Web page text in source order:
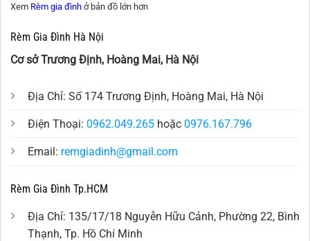
Xem Rèm gia đình ở bản đồ lớn hơn
Rèm Gia Đình Hà Nội
Cơ sở Trương Định, Hoàng Mai, Hà Nội
Địa Chỉ: Số 174 Trương Định, Hoàng Mai, Hà Nội
Điện Thoại: 0962.049.265 hoặc 0976.167.796
Email: remgiadinh@gmail.com
Rèm Gia Đình Tp.HCM
Địa Chỉ: 135/17/18 Nguyễn Hữu Cảnh, Phường 22, Bình
Thạnh, Tp. Hồ Chí Minh